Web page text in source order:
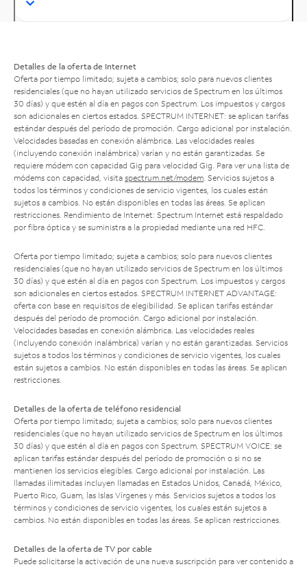
Detalles de la oferta de Internet
Oferta por tiempo limitado; sujeta a cambios; solo para nuevos clientes
residenciales (que no hayan utilizado servicios de Spectrum en los últimos
30 días) y que estén al día en pagos con Spectrum. Los impuestos y cargos
son adicionales en ciertos estados. SPECTRUM INTERNET: se aplican tarifas
estándar después del período de promoción. Cargo adicional por instalación.
Velocidades basadas en conexión alámbrica. Las velocidades reales
(incluyendo conexión inalámbrica) varían y no están garantizadas. Se
requiere módem con capacidad Gig para velocidad Gig. Para ver una lista de
módems con capacidad, visita spectrum.net/modem . Servicios sujetos a
todos los términos y condiciones de servicio vigentes, los cuales están
sujetos a cambios. No están disponibles en todas las áreas. Se aplican
restricciones. Rendimiento de Internet: Spectrum Internet está respaldado
por fibra óptica y se suministra a la propiedad mediante una red HFC.
Oferta por tiempo limitado; sujeta a cambios; solo para nuevos clientes
residenciales (que no hayan utilizado servicios de Spectrum en los últimos
30 días) y que estén al día en pagos con Spectrum. Los impuestos y cargos
son adicionales en ciertos estados. SPECTRUM INTERNET ADVANTAGE:
oferta con base en requisitos de elegibilidad. Se aplican tarifas estándar
después del período de promoción. Cargo adicional por instalación.
Velocidades basadas en conexión alámbrica. Las velocidades reales
(incluyendo conexión inalámbrica) varían y no están garantizadas. Servicios
sujetos a todos los términos y condiciones de servicio vigentes, los cuales
están sujetos a cambios. No están disponibles en todas las áreas. Se aplican
restricciones.
Detalles de la oferta de teléfono residencial
Oferta por tiempo limitado; sujeta a cambios; solo para nuevos clientes
residenciales (que no hayan utilizado servicios de Spectrum en los últimos
30 días) y que estén al día en pagos con Spectrum. SPECTRUM VOICE: se
aplican tarifas estándar después del período de promoción o si no se
mantienen los servicios elegibles. Cargo adicional por instalación. Las
llamadas ilimitadas incluyen llamadas en Estados Unidos, Canadá, México,
Puerto Rico, Guam, las Islas Vírgenes y más. Servicios sujetos a todos los
términos y condiciones de servicio vigentes, los cuales están sujetos a
cambios. No están disponibles en todas las áreas. Se aplican restricciones.
Detalles de la oferta de TV por cable
Puede solicitarse la activación de una nueva suscripción para ver contenido a